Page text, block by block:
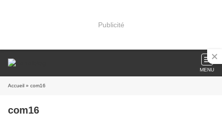
Publicité
MENU
Accueil » com16
com16